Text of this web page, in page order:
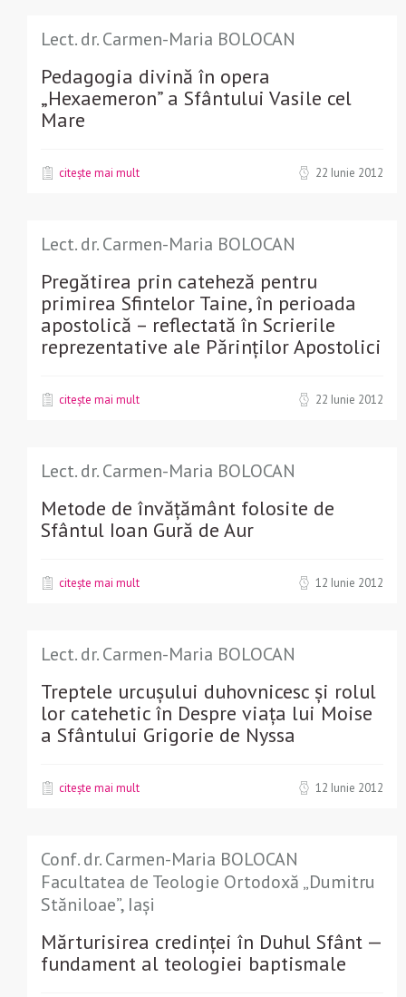
Lect. dr. Carmen-Maria BOLOCAN
Pedagogia divină în opera
„Hexaemeron” a Sfântului Vasile cel
Mare
citește mai mult 22 Iunie 2012
Lect. dr. Carmen-Maria BOLOCAN
Pregătirea prin cateheză pentru
primirea Sfintelor Taine, în perioada
apostolică – reflectată în Scrierile
reprezentative ale Părinților Apostolici
citește mai mult 22 Iunie 2012
Lect. dr. Carmen-Maria BOLOCAN
Metode de învățământ folosite de
Sfântul Ioan Gură de Aur
citește mai mult 12 Iunie 2012
Lect. dr. Carmen-Maria BOLOCAN
Treptele urcușului duhovnicesc și rolul
lor catehetic în Despre viața lui Moise
a Sfântului Grigorie de Nyssa
citește mai mult 12 Iunie 2012
Conf. dr. Carmen-Maria BOLOCAN
Facultatea de Teologie Ortodoxă „Dumitru
Stăniloae”, Iași
Mărturisirea credinței în Duhul Sfânt —
fundament al teologiei baptismale